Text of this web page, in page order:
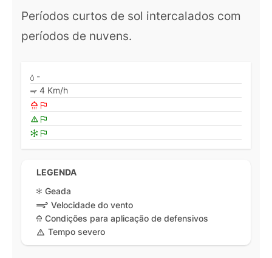
Períodos curtos de sol intercalados com
períodos de nuvens.
-
4 Km/h
LEGENDA
Geada
Velocidade do vento
Condições para aplicação de defensivos
Tempo severo